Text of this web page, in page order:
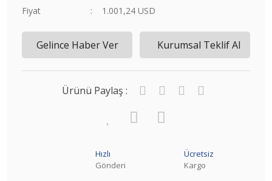
Fiyat
1.001,24 USD
Gelince Haber Ver Kurumsal Teklif Al
Ürünü Paylaş :
Hızlı
Gönderi
Ücretsiz
Kargo